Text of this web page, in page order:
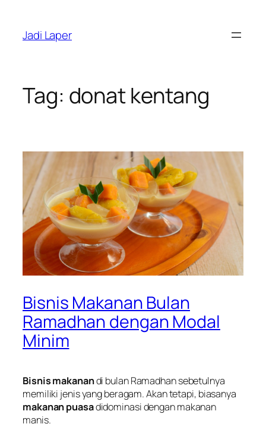
content
Jadi Laper
Tag: donat kentang
Bisnis Makanan Bulan
Ramadhan dengan Modal
Minim
Bisnis makanandi bulan Ramadhan sebetulnya
memiliki jenis yang beragam. Akan tetapi, biasanya
makanan puasadidominasi dengan makanan
manis.